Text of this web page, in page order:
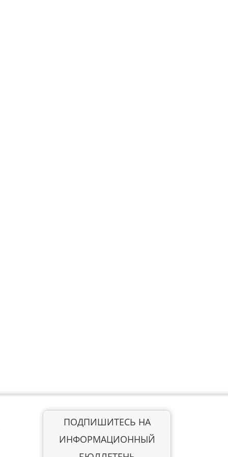
ПОДПИШИТЕСЬ НА
ИНФОРМАЦИОННЫЙ